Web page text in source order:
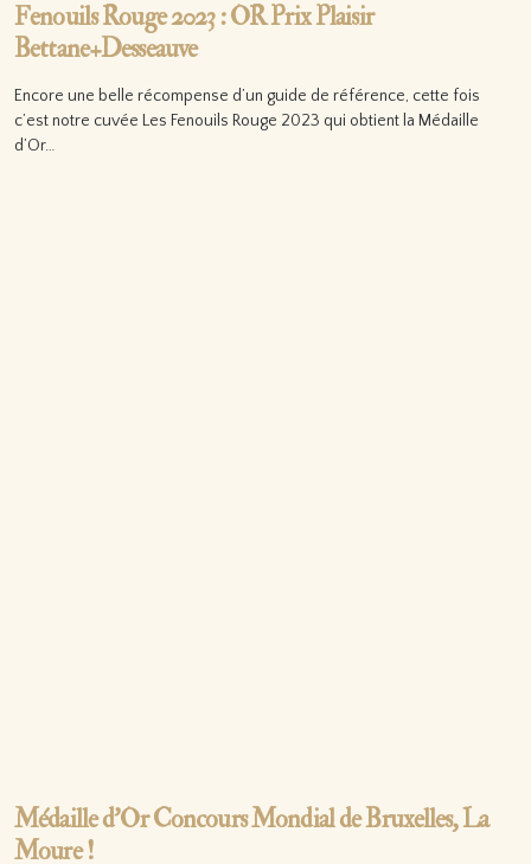
Fenouils Rouge 2023 : OR Prix Plaisir
Bettane+Desseauve
Encore une belle récompense d’un guide de référence, cette fois
c’est notre cuvée Les Fenouils Rouge 2023 qui obtient la Médaille
d’Or…
Médaille d’Or Concours Mondial de Bruxelles, La
Moure !